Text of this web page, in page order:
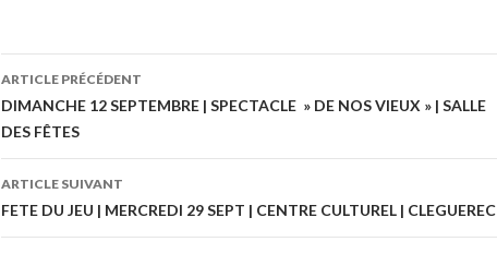
Navigation
des
articles
ARTICLE PRÉCÉDENT
DIMANCHE 12 SEPTEMBRE | SPECTACLE » DE NOS VIEUX » | SALLE
DES FÊTES
ARTICLE SUIVANT
FETE DU JEU | MERCREDI 29 SEPT | CENTRE CULTUREL | CLEGUEREC